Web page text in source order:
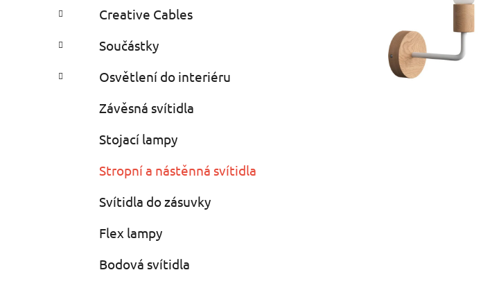
n
n
p
i
Creative Cables
Součástky
Osvětlení do interiéru
Závěsná svítidla
Stojací lampy
Stropní a nástěnná svítidla
Svítidla do zásuvky
Flex lampy
Bodová svítidla